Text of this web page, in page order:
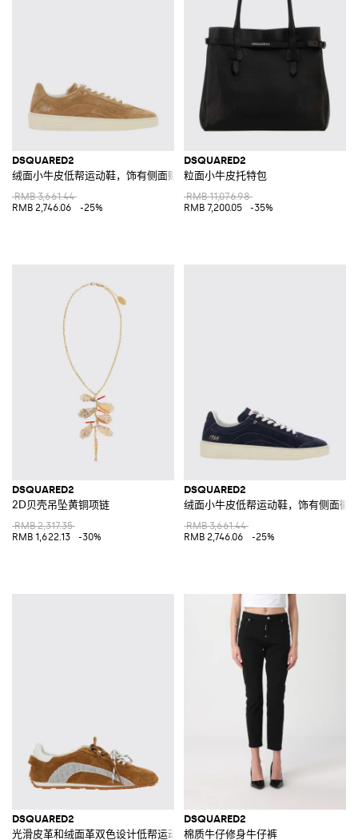
DSQUARED2
绒面小牛皮低帮运动鞋，饰有侧面贴花徽标
RMB 3,661.44
RMB 2,746.06
-25%
DSQUARED2
粒面小牛皮托特包
RMB 11,076.98
RMB 7,200.05
-35%
DSQUARED2
2D贝壳吊坠黄铜项链
RMB 2,317.35
RMB 1,622.13
-30%
DSQUARED2
绒面小牛皮低帮运动鞋，饰有侧面徽
RMB 3,661.44
RMB 2,746.06
-25%
DSQUARED2
光滑皮革和绒面革双色设计低帮运动鞋
DSQUARED2
棉质牛仔修身牛仔裤